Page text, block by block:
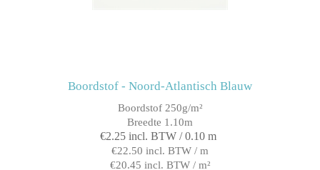
Boordstof - Noord-Atlantisch Blauw
Boordstof 250g/m²
Breedte 1.10m
€2.25 incl. BTW / 0.10 m
€22.50 incl. BTW / m
€20.45 incl. BTW / m²